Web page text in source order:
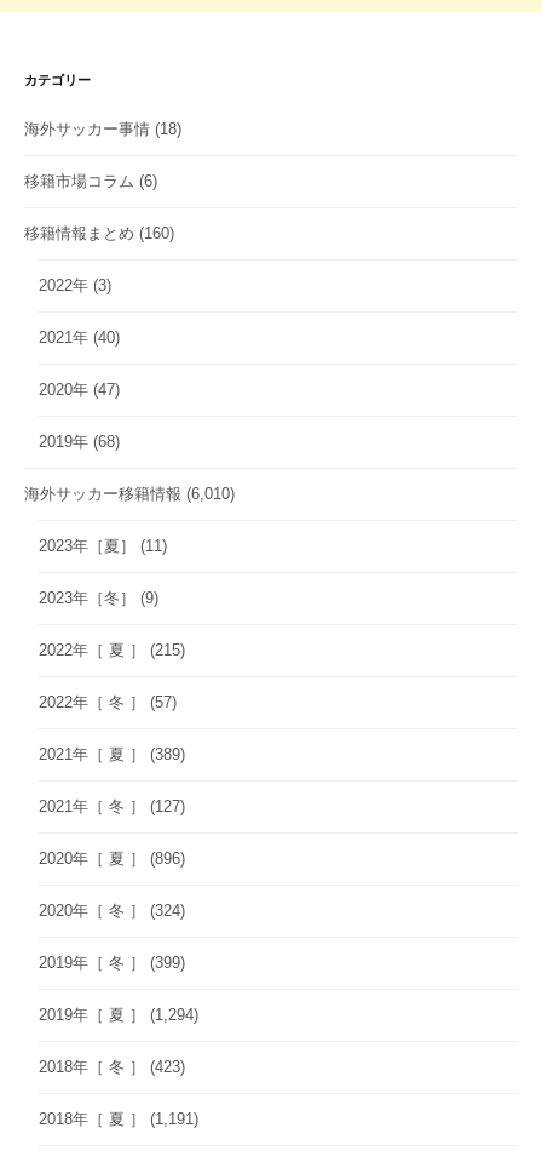
カテゴリー
海外サッカー事情 (18)
移籍市場コラム (6)
移籍情報まとめ (160)
2022年 (3)
2021年 (40)
2020年 (47)
2019年 (68)
海外サッカー移籍情報 (6,010)
2023年［夏］ (11)
2023年［冬］ (9)
2022年［ 夏 ］ (215)
2022年［ 冬 ］ (57)
2021年［ 夏 ］ (389)
2021年［ 冬 ］ (127)
2020年［ 夏 ］ (896)
2020年［ 冬 ］ (324)
2019年［ 冬 ］ (399)
2019年［ 夏 ］ (1,294)
2018年［ 冬 ］ (423)
2018年［ 夏 ］ (1,191)